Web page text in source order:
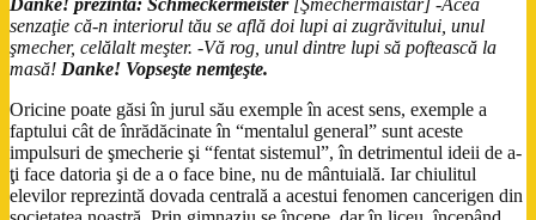
senzaţie că-n interiorul tău se află doi lupi ai zugrăvitului, unul
şmecher, celălalt meşter. -Vă rog, unul dintre lupi să poftească la
masă! Danke! Vopseşte nemţeşte.
Oricine poate găsi în jurul său exemple în acest sens, exemple a
faptului cât de înrădăcinate în “mentalul general” sunt aceste
impulsuri de şmecherie şi “fentat sistemul”, în detrimentul ideii de a-
ţi face datoria şi de a o face bine, nu de mântuială. Iar chiulitul
elevilor reprezintă dovada centrală a acestui fenomen cancerigen din